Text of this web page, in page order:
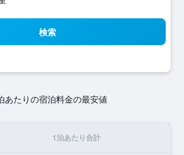
検索
あたりの宿泊料金の最安値
1泊あたり合計